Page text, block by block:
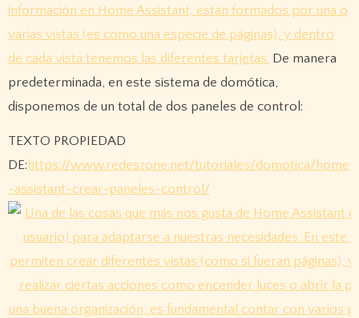
información en Home Assistant, están formados por una o
varias vistas (es como una especie de páginas), y dentro
de cada vista tenemos las diferentes tarjetas. De manera
predeterminada, en este sistema de domótica,
disponemos de un total de dos paneles de control:
TEXTO PROPIEDAD
DE: https://www.redeszone.net/tutoriales/domotica/home
-assistant-crear-paneles-control/